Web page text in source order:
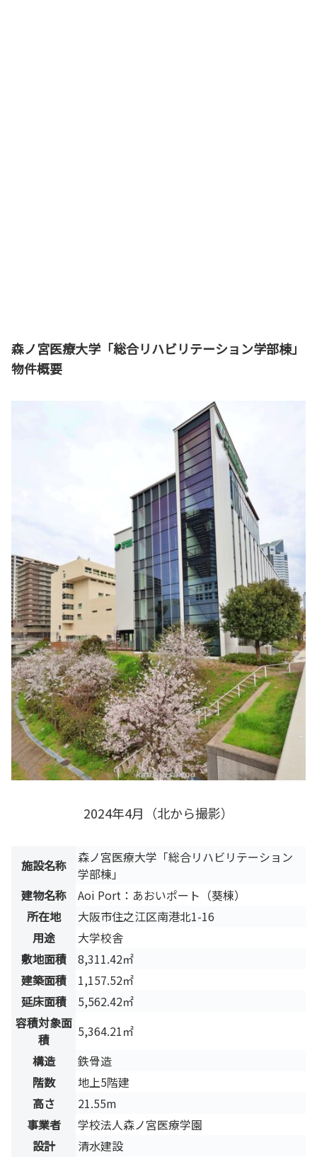
森ノ宮医療大学「総合リハビリテーション学部棟」
物件概要
2024年4月（北から撮影）
施設名称
森ノ宮医療大学「総合リハビリテーション
学部棟」
建物名称
Aoi Port：あおいポート（葵棟）
所在地
大阪市住之江区南港北1-16
用途
大学校舎
敷地面積
8,311.42㎡
建築面積
1,157.52㎡
延床面積
5,562.42㎡
容積対象面
積
5,364.21㎡
構造
鉄骨造
階数
地上5階建
高さ
21.55m
事業者
学校法人森ノ宮医療学園
設計
清水建設